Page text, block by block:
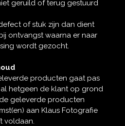
geruild of terug gestuurd
of stuk zijn dan dient
ontvangst waarna er naar
wordt gezocht.
producten gaat pas
hetgeen de klant op grond
geleverde producten
aan Klaus Fotografie
voldaan.